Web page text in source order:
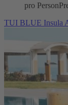
pro Person
TUI BLUE Insula